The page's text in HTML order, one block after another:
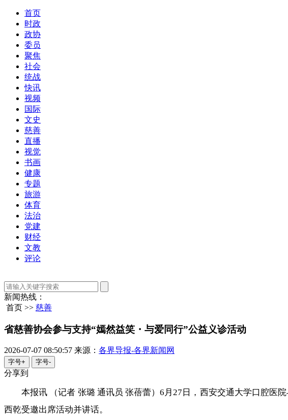
首页
时政
政协
委员
聚焦
社会
统战
快讯
视频
国际
文史
慈善
直播
视觉
书画
健康
专题
旅游
体育
法治
党建
财经
文教
评论
新闻热线：
首页 >> 慈善
省慈善协会参与支持“嫣然益笑・与爱同行”公益义诊活动
2026-07-07 08:50:57 来源： 各界导报-各界新闻网
字号+ 字号-
分享到
本报讯 （记者 张璐 通讯员 张蓓蕾）6月27日，西安交通大学口腔医
西乾受邀出席活动并讲话。